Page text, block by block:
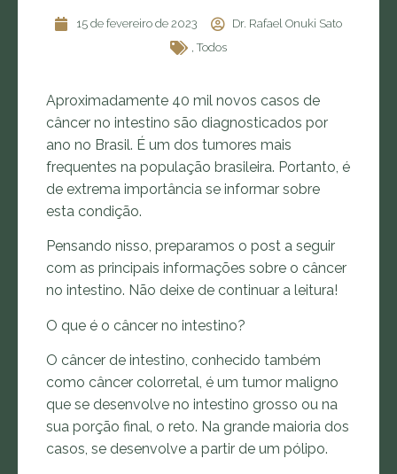
15 de fevereiro de 2023
Dr. Rafael Onuki Sato
, Todos
Aproximadamente 40 mil novos casos de
câncer no intestino são diagnosticados por
ano no Brasil. É um dos tumores mais
frequentes na população brasileira. Portanto, é
de extrema importância se informar sobre
esta condição.
Pensando nisso, preparamos o post a seguir
com as principais informações sobre o câncer
no intestino. Não deixe de continuar a leitura!
O que é o câncer no intestino?
O câncer de intestino, conhecido também
como câncer colorretal, é um tumor maligno
que se desenvolve no intestino grosso ou na
sua porção final, o reto. Na grande maioria dos
casos, se desenvolve a partir de um pólipo.